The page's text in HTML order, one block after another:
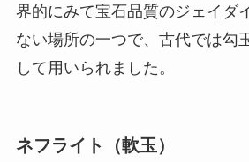
界的にみて宝石品質のジェイダ
ない場所の一つで、古代では勾
して用いられました。
ネフライト（軟玉）